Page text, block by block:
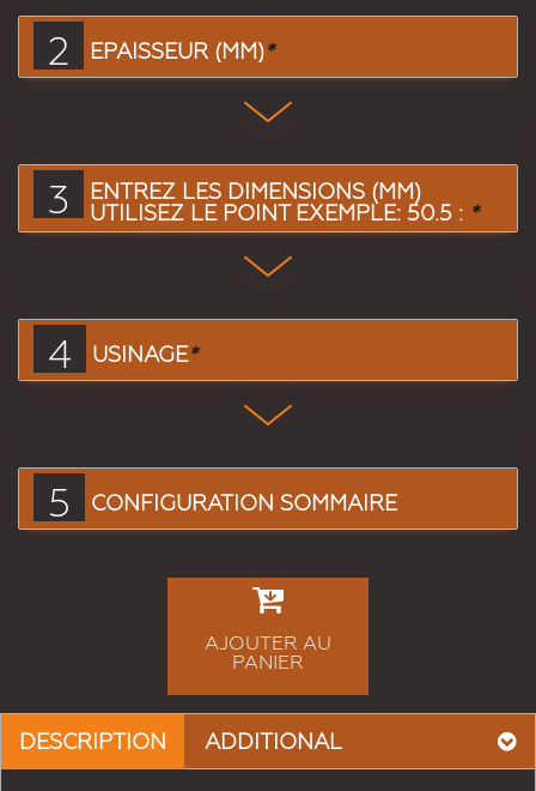
2 EPAISSEUR (MM)*
3
ENTREZ LES DIMENSIONS (MM)
UTILISEZ LE POINT EXEMPLE: 50.5 : *
4 USINAGE*
5 CONFIGURATION SOMMAIRE
AJOUTER AU
PANIER
DESCRIPTION ADDITIONAL